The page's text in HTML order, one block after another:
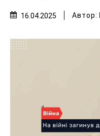
16.04.2025 Автор: